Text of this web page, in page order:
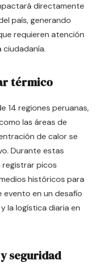
directamente
país, generando
requieren atención
térmico
14 regiones peruanas,
las áreas de
de calor se
Durante estas
picos
históricos para
evento en un desafío
la logística diaria en
seguridad